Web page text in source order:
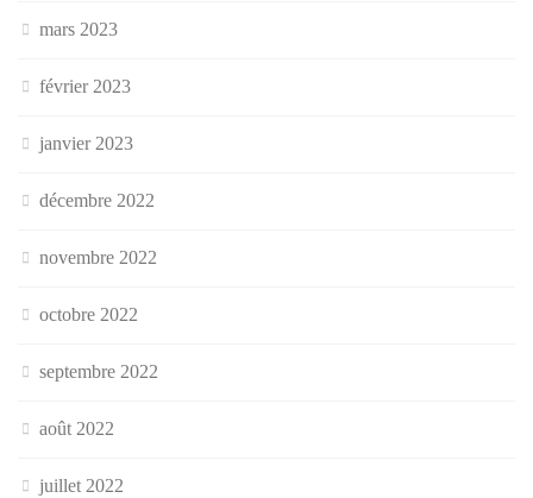
mars 2023
février 2023
janvier 2023
décembre 2022
novembre 2022
octobre 2022
septembre 2022
août 2022
juillet 2022